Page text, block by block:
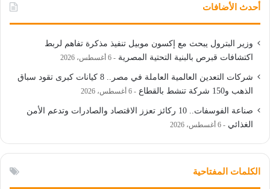
أحدث الأضافات
وزير البترول يبحث مع إكسون موبيل تنفيذ مذكرة تفاهم لربط
اكتشافات قبرص بالبنية التحتية المصرية
6 أغسطس، 2026
شركات التعدين العالمية العاملة في مصر.. 8 كيانات كبرى تقود سباق
الذهب و150 شركة تنشط بالقطاع
6 أغسطس، 2026
صناعة الفوسفات.. 10 ركائز تعزز الاقتصاد والصادرات وتدعم الأمن
الغذائي
6 أغسطس، 2026
الكلمات المفتاحية